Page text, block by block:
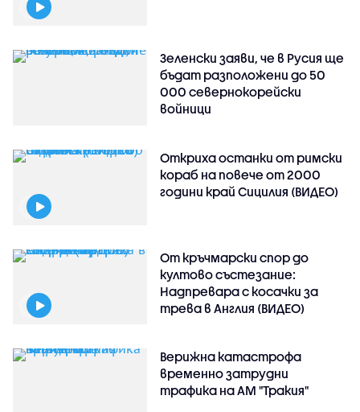
Зеленски заяви, че в Русия ще
бъдат разположени до 50
000 севернокорейски
войници
Откриха останки от римски
кораб на повече от 2000
години край Сицилия (ВИДЕО)
От кръчмарски спор до
култово състезание:
Надпревара с косачки за
трева в Англия (ВИДЕО)
Верижна катастрофа
временно затрудни
трафика на АМ "Тракия"